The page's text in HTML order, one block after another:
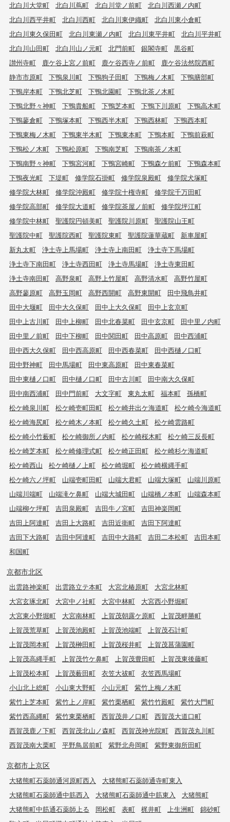
北白川大堂町
北白川蔦町 北白川堂ノ前町
北白川西瀬ノ内町
北白川西平井町
北白川西町 北白川東伊織町
北白川東小倉町
北白川東久保田町
北白川東瀬ノ内町 北白川東平井町
北白川平井町
北白川山田町
北白川山ノ元町 北門前町 銀閣寺町
黒谷町
讃州寺町
鹿ケ谷上宮ノ前町 鹿ケ谷西寺ノ前町
鹿ケ谷法然院西町
静市市原町
下鴨泉川町 下鴨狗子田町 下鴨梅ノ木町
下鴨膳部町
下鴨岸本町
下鴨北芝町 下鴨北園町
下鴨北茶ノ木町
下鴨北野々神町
下鴨貴船町 下鴨芝本町 下鴨下川原町
下鴨高木町
下鴨蓼倉町
下鴨塚本町 下鴨西半木町 下鴨西林町
下鴨西本町
下鴨東梅ノ木町
下鴨東半木町 下鴨東本町 下鴨本町
下鴨前萩町
下鴨松ノ木町
下鴨松原町 下鴨南芝町
下鴨南茶ノ木町
下鴨南野々神町
下鴨宮河町 下鴨宮崎町 下鴨森ケ前町
下鴨森本町
下鴨夜光町
下堤町 修学院石掛町 修学院泉殿町
修学院犬塚町
修学院大林町
修学院沖殿町 修学院十権寺町
修学院千万田町
修学院高部町
修学院大道町 修学院茶屋ノ前町
修学院坪江町
修学院中林町
聖護院円頓美町 聖護院川原町
聖護院山王町
聖護院中町
聖護院西町 聖護院東町 聖護院蓮華蔵町
新車屋町
新丸太町
浄土寺上馬場町 浄土寺上南田町
浄土寺下馬場町
浄土寺下南田町
浄土寺西田町 浄土寺馬場町
浄土寺東田町
浄土寺南田町
高野泉町 高野上竹屋町 高野清水町
高野竹屋町
高野蓼原町
高野玉岡町 高野西開町 高野東開町
田中飛鳥井町
田中大堰町
田中大久保町 田中上大久保町
田中上玄京町
田中上古川町
田中上柳町 田中北春菜町 田中玄京町
田中里ノ内町
田中里ノ前町
田中下柳町 田中関田町 田中高原町
田中西浦町
田中西大久保町
田中西高原町 田中西春菜町
田中西樋ノ口町
田中野神町
田中馬場町 田中東高原町
田中東春菜町
田中東樋ノ口町
田中樋ノ口町 田中古川町
田中南大久保町
田中南西浦町
田中門前町 大文字町 東丸太町 福本町
孫橋町
松ケ崎泉川町
松ケ崎壱町田町 松ケ崎井出ケ海道町
松ケ崎今海道町
松ケ崎海尻町
松ケ崎木ノ本町 松ケ崎久土町
松ケ崎雲路町
松ケ崎小竹薮町
松ケ崎御所ノ内町 松ケ崎桜木町
松ケ崎三反長町
松ケ崎芝本町
松ケ崎修理式町 松ケ崎正田町
松ケ崎杉ケ海道町
松ケ崎西山
松ケ崎樋ノ上町 松ケ崎堀町
松ケ崎横縄手町
松ケ崎六ノ坪町
山端壱町田町 山端大君町 山端大塚町
山端川原町
山端川端町
山端滝ケ鼻町 山端大城田町 山端橋ノ本町
山端森本町
山端柳ケ坪町
吉田泉殿町 吉田牛ノ宮町
吉田神楽岡町
吉田上阿達町
吉田上大路町 吉田近衛町
吉田下阿達町
吉田下大路町
吉田中阿達町 吉田中大路町 吉田二本松町
吉田本町
和国町
京都市北区
出雲路神楽町 出雲路立テ本町 大宮北椿原町
大宮北林町
大宮玄琢北町
大宮中ノ社町 大宮中林町
大宮西小野堀町
大宮東小野堀町
大宮南林町 上賀茂朝露ケ原町
上賀茂畔勝町
上賀茂荒草町
上賀茂池殿町 上賀茂池端町
上賀茂石計町
上賀茂岡本町
上賀茂榊田町 上賀茂桜井町
上賀茂菖蒲園町
上賀茂高縄手町
上賀茂竹ケ鼻町 上賀茂豊田町
上賀茂東後藤町
上賀茂松本町
上賀茂薮田町 衣笠大祓町
衣笠西馬場町
小山北上総町
小山東大野町 小山元町
紫竹上梅ノ木町
紫竹上芝本町
紫竹上ノ岸町 紫竹栗栖町 紫竹竹殿町
紫竹大門町
紫竹西高縄町
紫竹東栗栖町 西賀茂井ノ口町
西賀茂大道口町
西賀茂鹿ノ下町
西賀茂北山ノ森町 西賀茂神光院町
西賀茂丸川町
西賀茂南大栗町
平野鳥居前町 紫野北舟岡町 紫野東御所田町
京都市上京区
大猪熊町石薬師通河原町西入
大猪熊町石薬師通寺町東入
大猪熊町石薬師通中筋西入
大猪熊町石薬師通中筋東入
大猪熊町
大猪熊町中筋通石薬師上る
岡松町 表町 梶井町 上生洲町
錦砂町